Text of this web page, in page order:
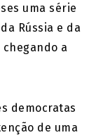
uma série
Rússia e da
a
democratas
de uma